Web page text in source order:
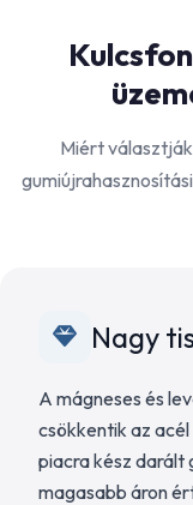
Miért
Nagy
A mágneses és
csökkentik az
piacra kész darált
magasabb áron